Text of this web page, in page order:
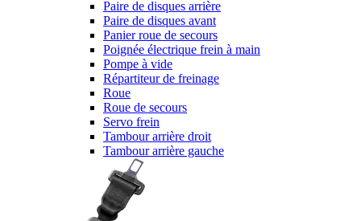
Paire de disques arrière
Paire de disques avant
Panier roue de secours
Poignée électrique frein à main
Pompe à vide
Répartiteur de freinage
Roue
Roue de secours
Servo frein
Tambour arrière droit
Tambour arrière gauche